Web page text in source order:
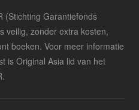
(Stichting Garantiefonds
veilig, zonder extra kosten,
boeken. Voor meer informatie
is Original Asia lid van het